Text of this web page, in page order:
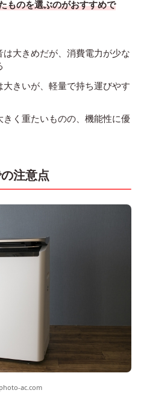
ものを選ぶのがおすすめで
大きめだが、消費電力が少な
きいが、軽量で持ち運びやす
く重たいものの、機能性に優
注意点
ac.com